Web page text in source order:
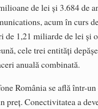
de lei și 3.684 de
acum în curs
de 1,21 miliarde de lei și
cele trei entități
anuală combinată.
România se află într-
preț. Conectivitatea a